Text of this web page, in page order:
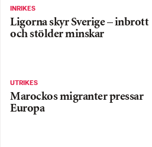
INRIKES
Ligorna skyr Sverige – inbrott
och stölder minskar
UTRIKES
Marockos migranter pressar
Europa